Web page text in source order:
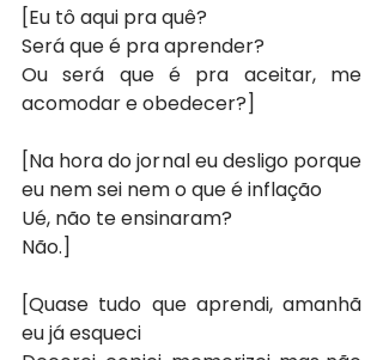
[Eu tô aqui pra quê?
Será que é pra aprender?
Ou será que é pra aceitar, me
acomodar e obedecer?]
[Na hora do jornal eu desligo porque
eu nem sei nem o que é inflação
Ué, não te ensinaram?
Não.]
[Quase tudo que aprendi, amanhã
eu já esqueci